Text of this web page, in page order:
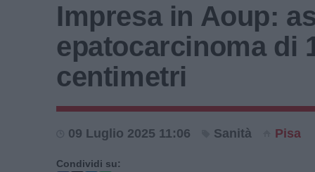
Impresa in Aoup:
epatocarcinoma di
centimetri
09 Luglio 2025 11:06 Sanità Pisa
Condividi su: